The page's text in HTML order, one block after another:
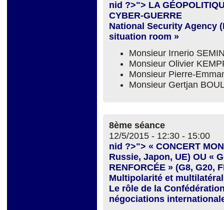
nid ?>"> LA
CYBER-GUERRE
National Security Agency
situation room »
Monsieur Irnerio
Monsieur Olivier
Monsieur Pierre-
Monsieur Gertjan
8ème séance
12/5/2015 - 12:30 - 15:00
nid ?>"> « CONCERT
Russie, Japon, UE) OU «
RENFORCÉE » (G8, G20,
Multipolarité et
Le rôle de la
négociations